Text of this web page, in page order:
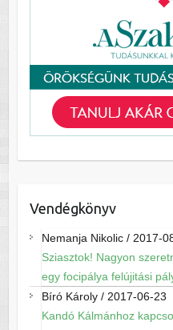
Vendégkönyv
Nemanja Nikolic/ 2017-
Sziasztok! Nagyon
egy focipálya felújitási
Bíró Károly/ 2017-06-23
Kandó Kálmánhoz